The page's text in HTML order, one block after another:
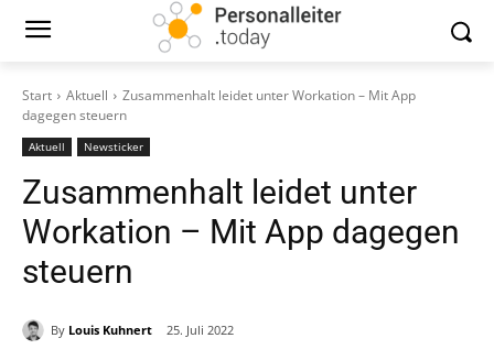
Start Aktuell
Zusammenhalt leidet unter Workation – Mit App
dagegen steuern
Aktuell Newsticker
Zusammenhalt leidet unter
Workation – Mit App dagegen
steuern
By Louis Kuhnert 25. Juli 2022